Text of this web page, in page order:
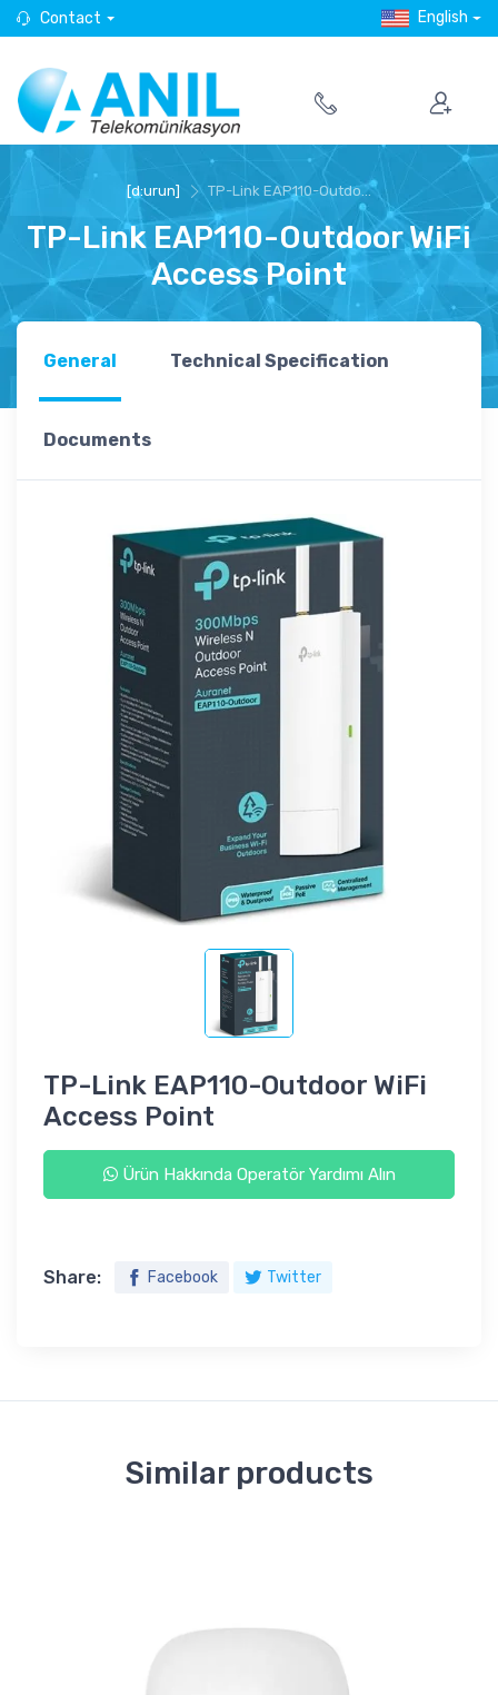
Contact English
[d:urun] TP-Link EAP110-Outdo...
TP-Link EAP110-Outdoor WiFi
Access Point
General Technical Specification
Documents
TP-Link EAP110-Outdoor WiFi
Access Point
Ürün Hakkında Operatör Yardımı Alın
Share: Facebook Twitter
Similar products